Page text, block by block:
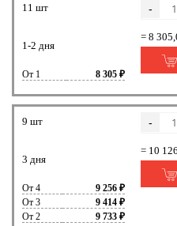
11 шт
1-2 дня
От 1 8 305 ₽
-
= 8
9 шт
3 дня
От 4
9 256 ₽
От 3
9 414 ₽
От 2
9 733 ₽
-
= 10